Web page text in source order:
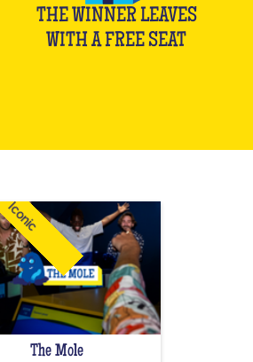
THE WINNER LEAVES
WITH A FREE SEAT
Iconic
The Mole